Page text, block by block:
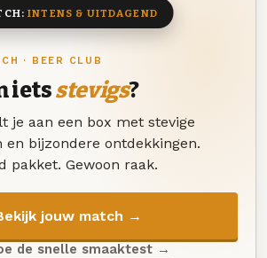
· BEER CLUB
ietsstevigs?
je aan een box met stevige
en bijzondere ontdekkingen.
pakket. Gewoon raak.
jouw match →
de snelle smaaktest →
INTENS & UITDAGEND